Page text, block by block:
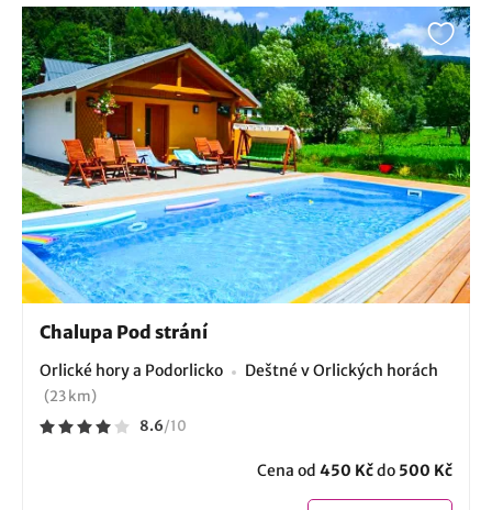
Chalupa Pod strání
Orlické hory a Podorlicko Deštné v Orlických horách
(23 km)
8.6/10
Cena od 450 Kčdo 500 Kč